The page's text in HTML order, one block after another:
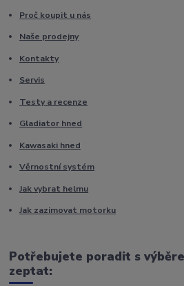
Proč koupit u nás
Naše prodejny
Kontakty
Servis
Testy a recenze
Gladiator hned
Kawasaki hned
Věrnostní systém
Jak vybrat helmu
Jak zazimovat motorku
Potřebujete poradit s
zeptat: